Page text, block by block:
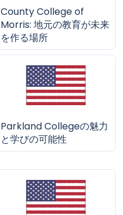
County College of
Morris: 地元の教育が未来
を作る場所
Parkland Collegeの魅力
と学びの可能性